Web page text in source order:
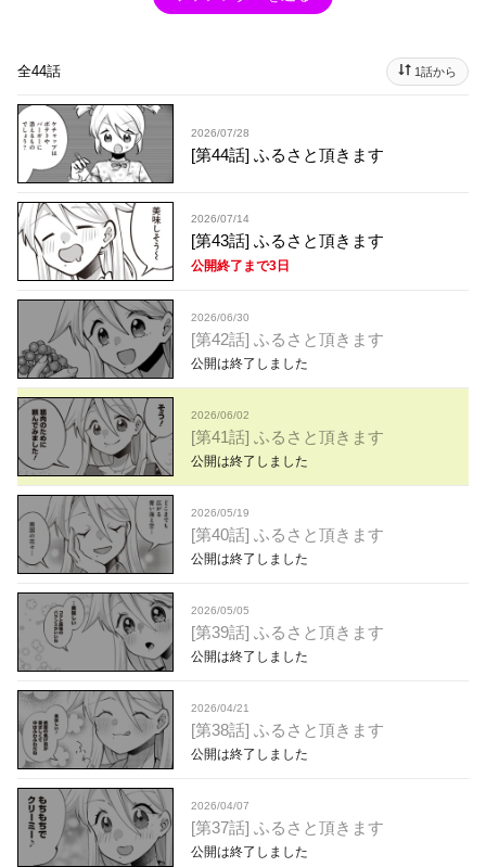
全44話 1話から
2026/07/28
[第44話] ふるさと頂きます
2026/07/14
[第43話] ふるさと頂きます
公開終了まで3日
2026/06/30
[第42話] ふるさと頂きます
公開は終了しました
2026/06/02
[第41話] ふるさと頂きます
公開は終了しました
2026/05/19
[第40話] ふるさと頂きます
公開は終了しました
2026/05/05
[第39話] ふるさと頂きます
公開は終了しました
2026/04/21
[第38話] ふるさと頂きます
公開は終了しました
2026/04/07
[第37話] ふるさと頂きます
公開は終了しました